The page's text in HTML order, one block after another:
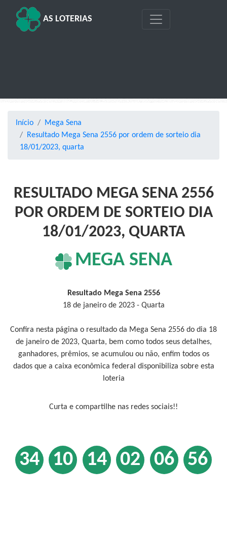
AS LOTERIAS
Início
Mega Sena
Resultado Mega Sena 2556 por ordem de sorteio dia
18/01/2023, quarta
RESULTADO MEGA SENA 2556
POR ORDEM DE SORTEIO DIA
18/01/2023, QUARTA
MEGA SENA
Resultado Mega Sena 2556
18 de janeiro de 2023 - Quarta
Confira nesta página o resultado da Mega Sena 2556 do dia 18
de janeiro de 2023, Quarta, bem como todos seus detalhes,
ganhadores, prêmios, se acumulou ou não, enfim todos os
dados que a caixa econômica federal disponibiliza sobre esta
loteria
Curta e compartilhe nas redes sociais!!
34 10 14 02 06 56